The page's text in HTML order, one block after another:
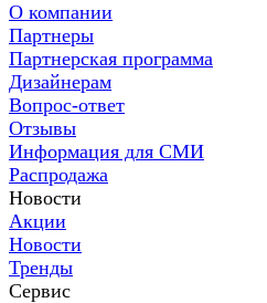
О компании
Партнеры
Партнерская программа
Дизайнерам
Вопрос-ответ
Отзывы
Информация для СМИ
Распродажа
Новости
Акции
Новости
Тренды
Сервис